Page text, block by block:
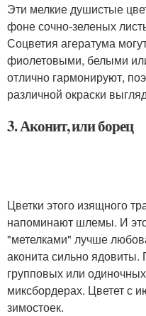
Эти мелкие душистые
фоне сочно-зеленых
Соцветия агератума
фиолетовыми, белыми
отлично гармонируют,
различной окраски
3. Аконит, или борец
Цветки этого изящного
напоминают шлемы. И
"метелками" лучше
аконита сильно
групповых или
миксбордерах. Цветет с
зимостоек.